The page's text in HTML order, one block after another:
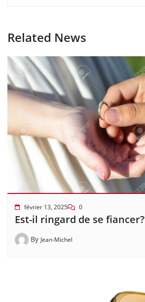
Related News
février 13, 2025 0
Est-il ringard de se fiancer?
By Jean-Michel